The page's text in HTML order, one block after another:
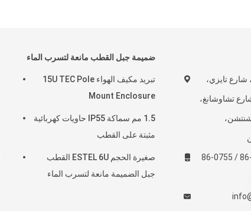
ضميمة جبل القطب مانعة لتسرب الماء
تبريد مكيف الهواء 15U TEC Pole
Mount Enclosure
1.5 مم سماكة IP55 حاويات كهربائية
مثبتة على القطب
صغيرة الحجم ESTEL 6U القطب
جبل الضميمة مانعة لتسرب الماء
3A-8، رقم 111، شارع تايزي،
تشاوشانغ،
86-13752765943 / 86-0755